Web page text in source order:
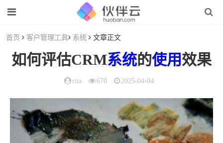
首页 客户管理工具 系统 文章正文
如何评估CRM系统的使用效果
rita 670 2025-04-04